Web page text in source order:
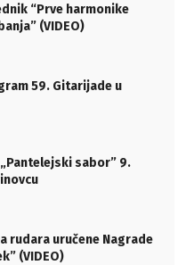
“Prve harmonike
(VIDEO)
59. Gitarijade u
sabor” 9.
rudara uručene Nagrade
(VIDEO)